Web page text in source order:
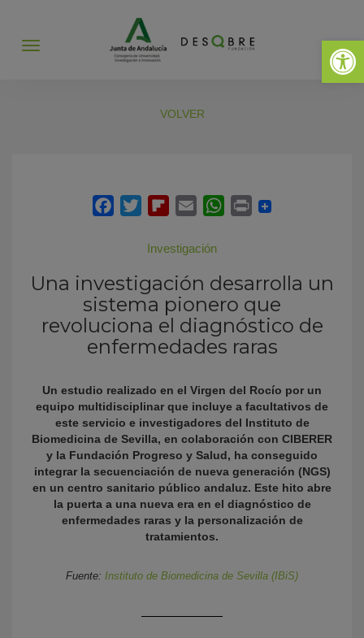
Abrir
Abrir
VOLVER
Investigación
Una investigación desarrolla un
sistema pionero que
revoluciona el diagnóstico de
enfermedades raras
Un estudio realizado en el Virgen del Rocío por un
equipo multidisciplinar que incluye a facultativos de
este servicio e investigadores del Instituto de
Biomedicina de Sevilla, en colaboración con CIBERER
y la Fundación Progreso y Salud, ha conseguido
integrar la secuenciación de nueva generación (NGS)
en un centro sanitario público andaluz. Este hito abre
la puerta a una nueva era en el diagnóstico de
enfermedades raras y la personalización de
tratamientos.
Fuente: Instituto de Biomedicina de Sevilla (IBiS)